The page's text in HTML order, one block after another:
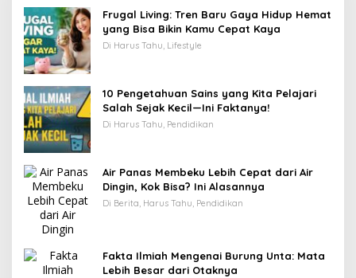
Frugal Living: Tren Baru Gaya Hidup Hemat
yang Bisa Bikin Kamu Cepat Kaya
Di Harus Tahu, Lifestyle
10 Pengetahuan Sains yang Kita Pelajari
Salah Sejak Kecil—Ini Faktanya!
Di Harus Tahu, Pendidikan
Air Panas Membeku Lebih Cepat dari Air
Dingin, Kok Bisa? Ini Alasannya
Di Berita, Harus Tahu, Pendidikan
Fakta Ilmiah Mengenai Burung Unta: Mata
Lebih Besar dari Otaknya